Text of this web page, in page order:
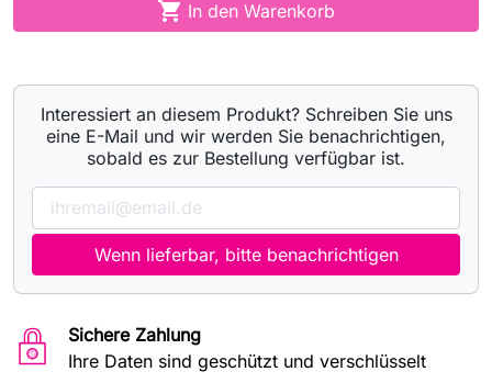
 In den Warenkorb
Interessiert an diesem Produkt? Schreiben Sie uns
eine E-Mail und wir werden Sie benachrichtigen,
sobald es zur Bestellung verfügbar ist.
Wenn lieferbar, bitte benachrichtigen
Sichere Zahlung
Ihre Daten sind geschützt und verschlüsselt